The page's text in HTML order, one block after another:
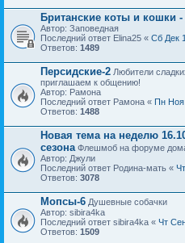
Британские коты и кошки -
Автор: Заповедная
Последний ответ Elina25 « Сб Дек
Ответов: 1489
Персидские-2 Любители
приглашаем к общению!
Автор: Рамона
Последний ответ Рамона « Пн Ноя
Ответов: 1488
Новая тема на неделю
сезона Флешмоб на форуме
Автор: Джули
Последний ответ Родина-мать «
Ответов: 3078
Мопсы-6 Душевные собачки
Автор: sibira4ka
Последний ответ sibira4ka « Чт
Ответов: 1509